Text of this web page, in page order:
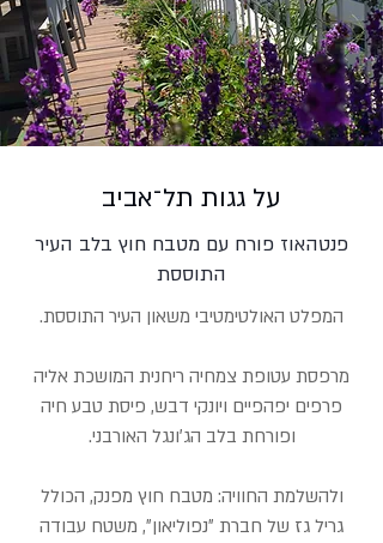
על גגות תל־אביב
פנטהאוז פורח עם מטבח חוץ בלב העיר
התוססת
המפלט האולטימטיבי משאון העיר התוססת.
מרפסת עטופת צמחיה ריחנית המושכת אליה
פרפים יפהפיים ויונקי דבש, פיסת טבע חיה
ופורחת בלב הג׳ונגל האורבני.
ולהשלמת החוויה: מטבח חוץ מפנק, הכולל
גריל גז של חברת ״נפוליאון״, משטח עבודה